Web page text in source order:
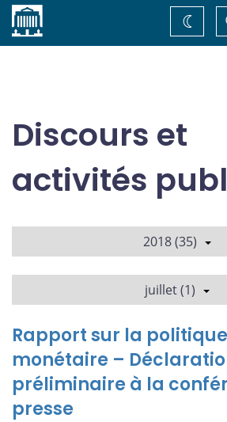
Accueil
de
Discours et
activités
2018 (35)
juillet (1)
Rapport sur la politique
monétaire –
préliminaire à la
presse